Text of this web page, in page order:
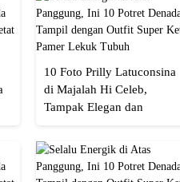
10 Foto Prilly Latuconsina
di Majalah Hi Celeb,
Tampak Elegan dan